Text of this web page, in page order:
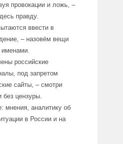
провокации и ложь, –
правду.
ввести в
– назовём вещи
российские
под запретом
сайты, – смотри
без цензуры.
мнения, аналитику об
в России и на